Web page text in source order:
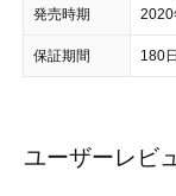
発売時期 2020
保証期間 180
ユーザーレビ